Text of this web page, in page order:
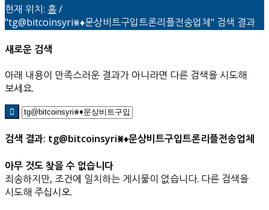
현재 위치: 홈/
"tg@bitcoinsyri⨳♦문상비트구입트론리플전송업체" 검색 결과
새로운 검색
아래 내용이 만족스러운 결과가 아니라면 다른 검색을 시도해
보세요.
검색 결과: tg@bitcoinsyri⨳♦문상비트구입트론리플전송업체
아무 것도 찾을 수 없습니다
죄송하지만, 조건에 일치하는 게시물이 없습니다. 다른 검색을
시도해 주십시오.